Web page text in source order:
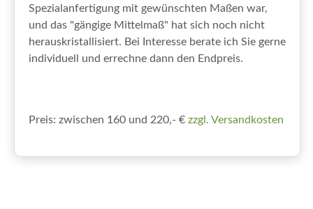
Spezialanfertigung mit gewünschten Maßen war,
und das "gängige Mittelmaß" hat sich noch nicht
herauskristallisiert. Bei Interesse berate ich Sie gerne
individuell und errechne dann den Endpreis.
Preis: zwischen 160 und 220,- € zzgl. Versandkosten